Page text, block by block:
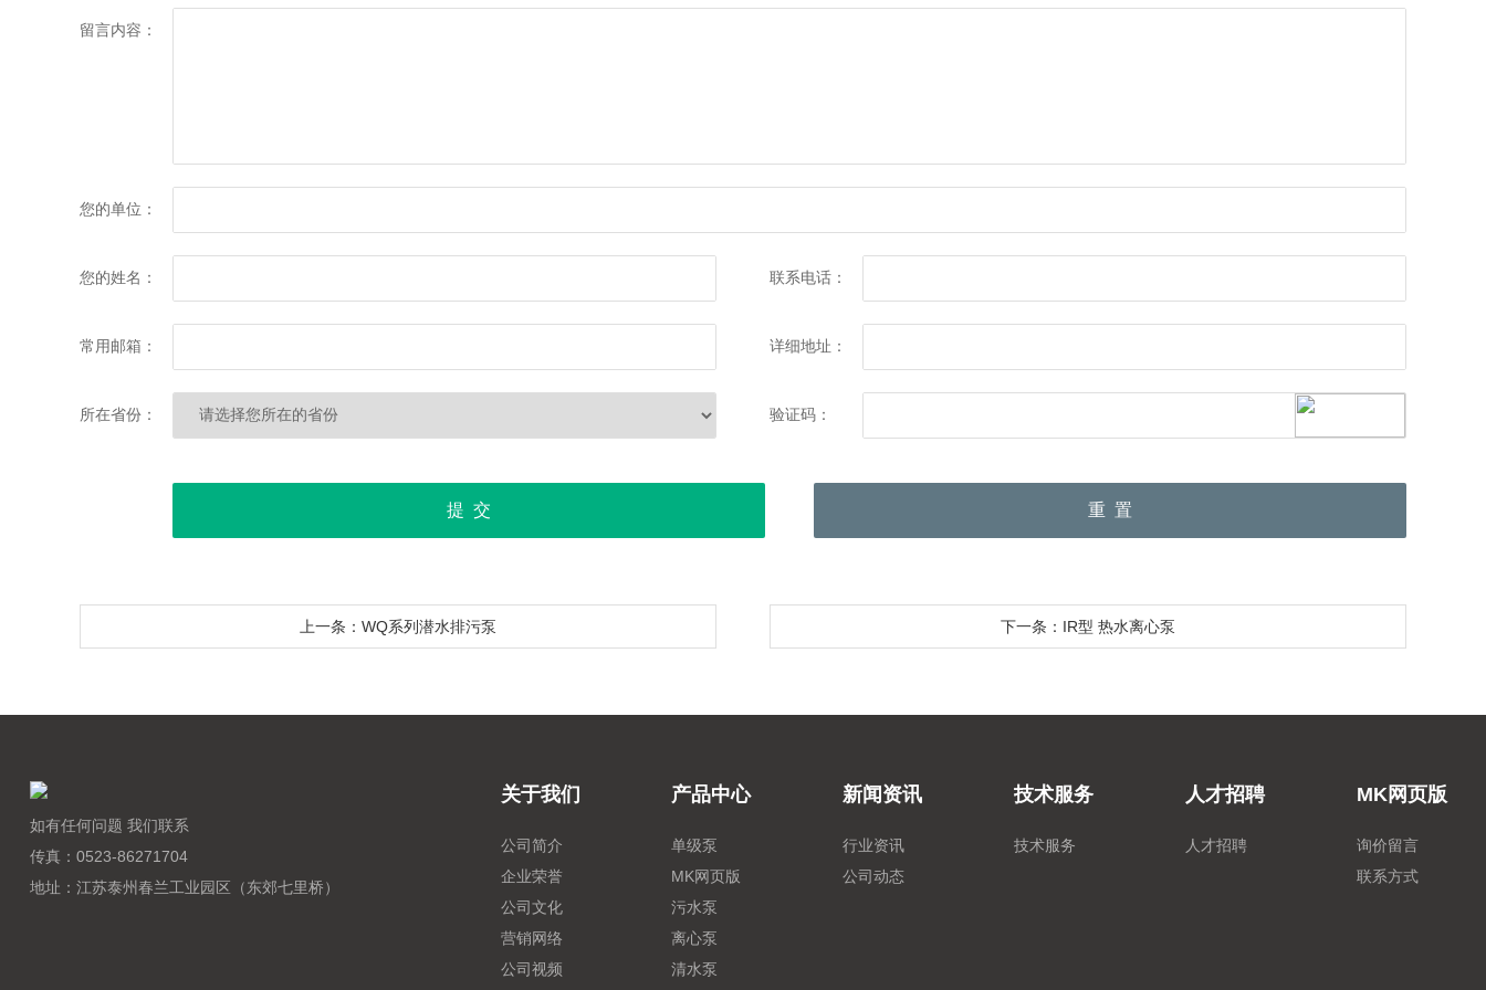
留言内容：
您的单位：
您的姓名： 联系电话：
常用邮箱： 详细地址：
所在省份： 验证码：
上一条：WQ系列潜水排污泵 下一条：IR型 热水离心泵
如有任何问题 我们联系
传真：0523-86271704
地址：江苏泰州春兰工业园区（东郊七里桥）
关于我们
公司简介
企业荣誉
公司文化
营销网络
公司视频
产品中心
单级泵
MK网页版
污水泵
离心泵
清水泵
新闻资讯
行业资讯
公司动态
技术服务
技术服务
人才招聘
人才招聘
MK网页版
询价留言
联系方式